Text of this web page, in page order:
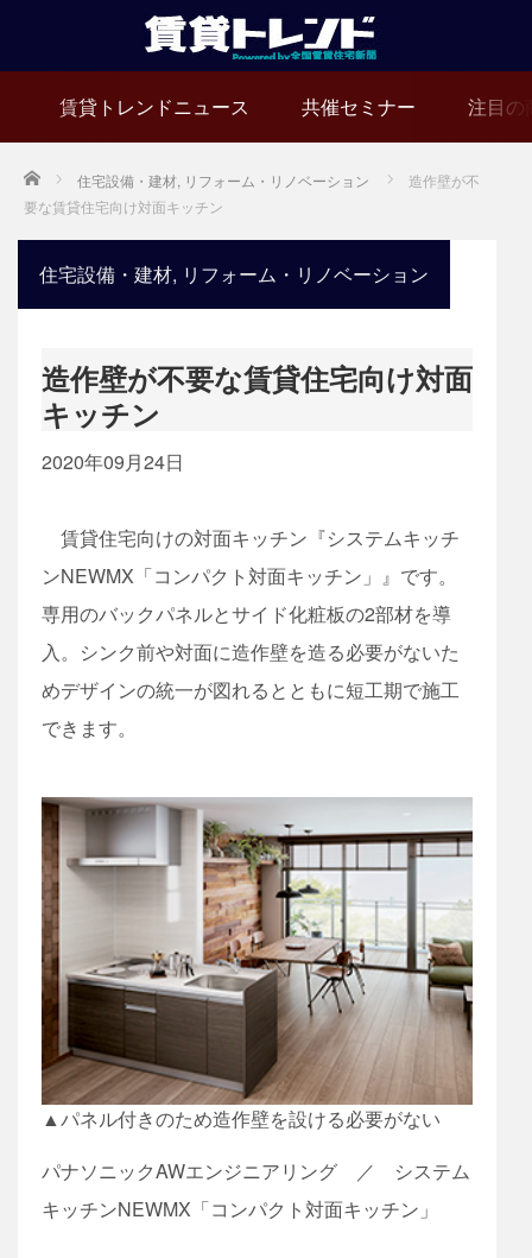
賃貸トレンドニュース 共催セミナー 注目の
Home 住宅設備・建材, リフォーム・リノベーション
造作壁が不
要な賃貸住宅向け対面キッチン
住宅設備・建材, リフォーム・リノベーション
造作壁が不要な賃貸住宅向け対面
キッチン
2020年09月24日
賃貸住宅向けの対面キッチン『システムキッチ
ンNEWMX「コンパクト対面キッチン」』です。
専用のバックパネルとサイド化粧板の2部材を導
入。シンク前や対面に造作壁を造る必要がないた
めデザインの統一が図れるとともに短工期で施工
できます。
▲パネル付きのため造作壁を設ける必要がない
パナソニックAWエンジニアリング ／ システム
キッチンNEWMX「コンパクト対面キッチン」